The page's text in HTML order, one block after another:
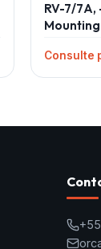
RV-7/
Consulte
+55